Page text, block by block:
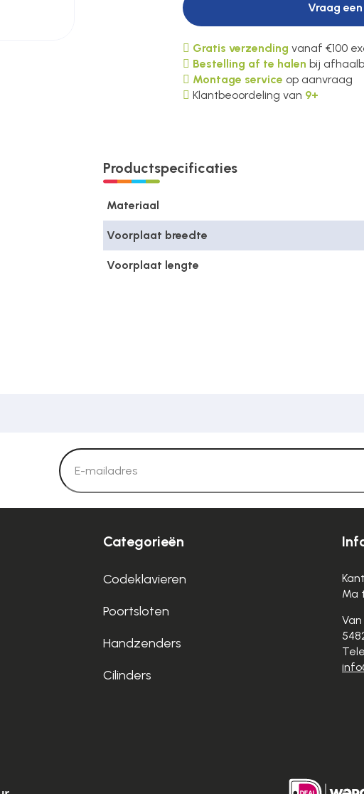
Vraag
Gratis verzending vanaf €100
Bestelling af te halen bij
Montage service op aanvraag
Klantbeoordeling van 9+
Productspecificaties
Materiaal
Voorplaat breedte
Voorplaat lengte
Categorieën
Codeklavieren
Poortsloten
Handzenders
Cilinders
Ma